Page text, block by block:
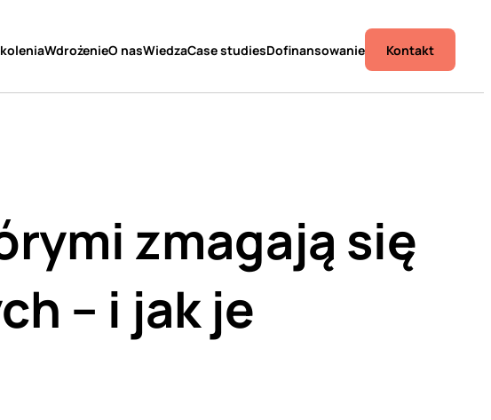
WdrożenieO nasWiedzaCase studiesDofinansowanie Kontakt
zmagają się
– i jak je